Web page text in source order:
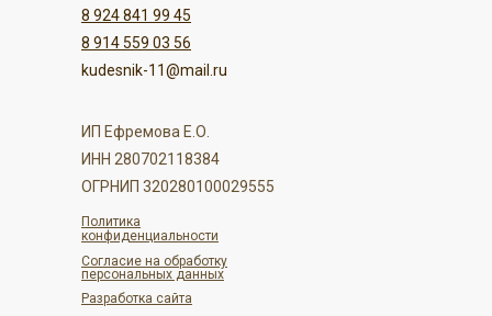
Политика
конфиденциальности
kudesnik-11@mail.ru
8 914 559 03 56
8 924 841 99 45
Разработка сайта
ОГРНИП 320280100029555
ИНН 280702118384
ИП Ефремова Е.О.
Согласие на обработку
персональных данных